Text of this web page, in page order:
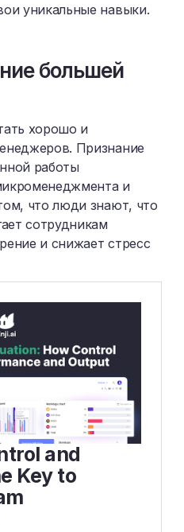
уникальные навыки.
большей
хорошо и
Признание
работы
и
что люди знают, что
сотрудникам
и снижает стресс
and
Key to